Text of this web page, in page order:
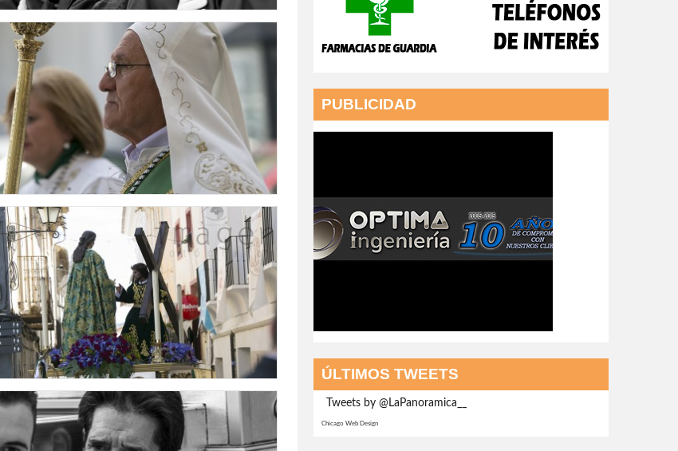
PUBLICIDAD
ÚLTIMOS TWEETS
Tweets by @LaPanoramica__
Chicago Web Design